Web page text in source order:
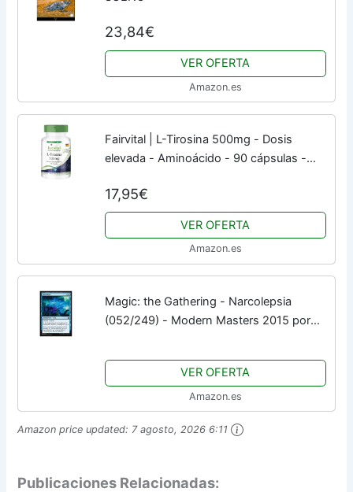
23,84€
VER OFERTA
Amazon.es
Fairvital | L-Tirosina 500mg - Dosis
elevada - Aminoácido - 90 cápsulas -
17,95€
VER OFERTA
Amazon.es
Magic: the Gathering - Narcolepsia
(052/249) - Modern Masters 2015 por
VER OFERTA
Amazon.es
Amazon price updated: 7 agosto, 2026 6:11
Publicaciones Relacionadas: